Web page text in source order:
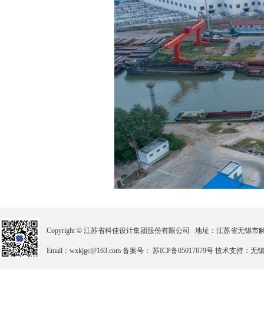
Copyright © 江苏省科佳设计集团股份有限公司 地址：江苏省无锡市
Email：wxkjgc@163.com 备案号： 苏ICP备05017679号 技术支持：无